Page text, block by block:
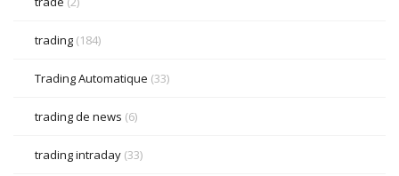
trading (184)
Trading Automatique (33)
trading de news (6)
trading intraday (33)